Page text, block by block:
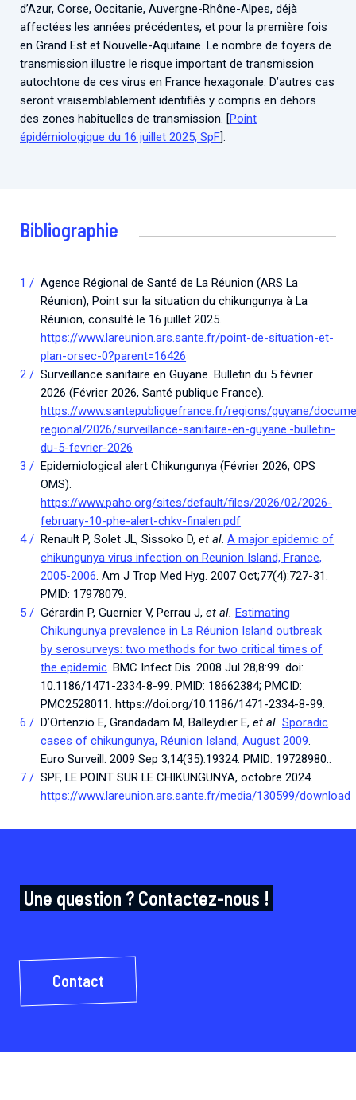
d’Azur, Corse, Occitanie, Auvergne-Rhône-Alpes, déjà
affectées les années précédentes, et pour la première fois
en Grand Est et Nouvelle-Aquitaine. Le nombre de foyers de
transmission illustre le risque important de transmission
autochtone de ces virus en France hexagonale. D’autres cas
seront vraisemblablement identifiés y compris en dehors
des zones habituelles de transmission. [Point
épidémiologique du 16 juillet 2025, SpF].
Bibliographie
Agence Régional de Santé de La Réunion (ARS La
Réunion), Point sur la situation du chikungunya à La
Réunion, consulté le 16 juillet 2025.
https://www.lareunion.ars.sante.fr/point-de-situation-et-
plan-orsec-0?parent=16426
Surveillance sanitaire en Guyane. Bulletin du 5 février
2026 (Février 2026, Santé publique France).
https://www.santepubliquefrance.fr/regions/guyane/
regional/2026/surveillance-sanitaire-en-guyane.-bulletin-
du-5-fevrier-2026
Epidemiological alert Chikungunya (Février 2026, OPS
OMS).
https://www.paho.org/sites/default/files/2026/02/2026-
february-10-phe-alert-chkv-finalen.pdf
Renault P, Solet JL, Sissoko D,et al.A major epidemic of
chikungunya virus infection on Reunion Island, France,
2005-2006. Am J Trop Med Hyg. 2007 Oct;77(4):727-31.
PMID: 17978079.
Gérardin P, Guernier V, Perrau J,et al. Estimating
Chikungunya prevalence in La Réunion Island outbreak
by serosurveys: two methods for two critical times of
the epidemic. BMC Infect Dis. 2008 Jul 28;8:99. doi:
10.1186/1471-2334-8-99. PMID: 18662384; PMCID:
PMC2528011. https://doi.org/10.1186/1471-2334-8-99.
D’Ortenzio E, Grandadam M, Balleydier E,et al. Sporadic
cases of chikungunya, Réunion Island, August 2009.
Euro Surveill. 2009 Sep 3;14(35):19324. PMID: 19728980..
SPF, LE POINT SUR LE CHIKUNGUNYA, octobre 2024.
https://www.lareunion.ars.sante.fr/media/130599/download
Une question ? Contactez-nous !
Contact